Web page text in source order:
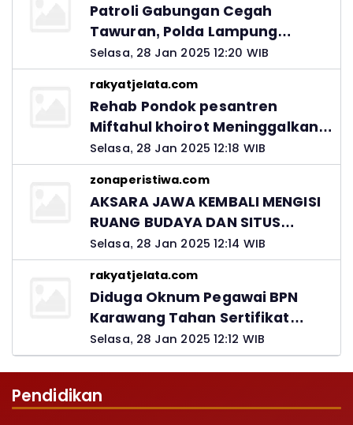
Patroli Gabungan Cegah
Tawuran, Polda Lampung
Ingatkan Peran Orang Tua
Selasa, 28 Jan 2025 12:20 WIB
rakyatjelata.com
Rehab Pondok pesantren
Miftahul khoirot Meninggalkan
Hutang Ke Material, Mantan
Kadis PUPR Harus Bertanggung
Jawab
Selasa, 28 Jan 2025 12:18 WIB
zonaperistiwa.com
AKSARA JAWA KEMBALI MENGISI
RUANG BUDAYA DAN SITUS
LELUHUR NUSANTARA
Selasa, 28 Jan 2025 12:14 WIB
rakyatjelata.com
Diduga Oknum Pegawai BPN
Karawang Tahan Sertifikat
Pemohon PTSL
Selasa, 28 Jan 2025 12:12 WIB
Pendidikan